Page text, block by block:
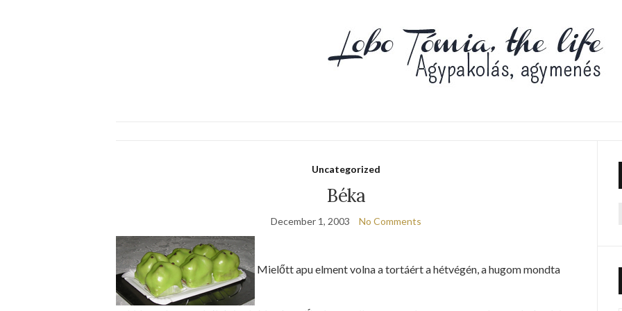
Uncategorized
Béka
December 1, 2003 No Comments
Mielőtt apu elment volna a tortáért a hétvégén, a hugom mondta